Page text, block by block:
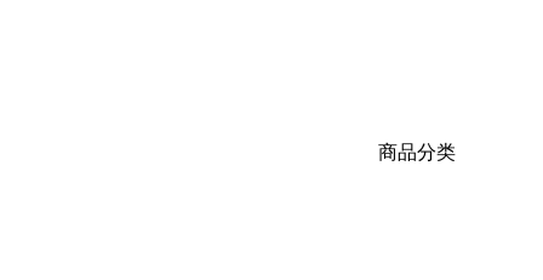
商品分类